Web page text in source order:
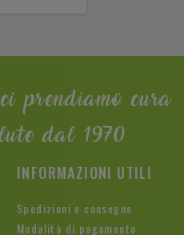
prendiamo cura
dal 1970
INFORMAZIONI UTILI
Spedizioni e consegne
Modalità di pagamento